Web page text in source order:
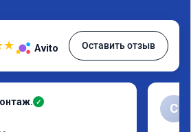
★ Avito Оставить отзыв
✓ С